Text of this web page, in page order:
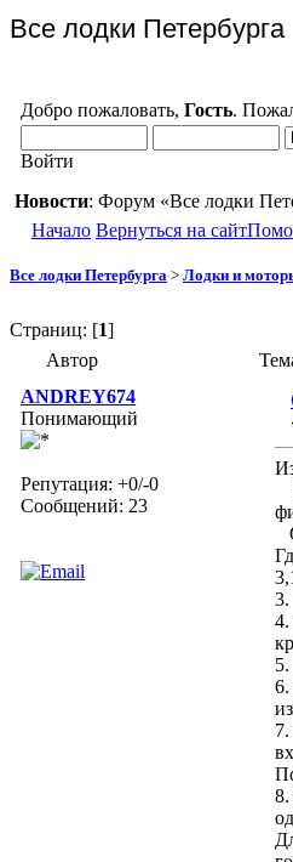
Все лодки Петербурга
Добро пожаловать, Гость.
Войти
Новости: Форум «Все лодки
Начало Вернуться на сайт
Все лодки Петербурга > Лодки и
Страниц: [1]
Автор
ANDREY674
Понимающий
Репутация: +0/-0
Сообщений: 23
3.
4.
6.